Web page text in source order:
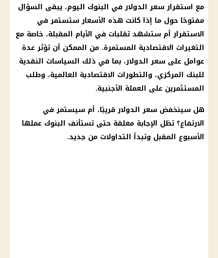
مع استقرارسعر الدولار في البنوك اليوم، يبقى السؤال
مفتوحًا حول ما إذا كانت هذه الأسعارستستمر في
الاستقرارأم ستشهد تقلبات في الأيام المقبلة، خاصة مع
التغيرات الاقتصادية المستمرة. من الممكن أن تؤثر عدة
عوامل على سعر الدولار، بما في ذلك السياسات النقدية
للبنك المركزي، والتطورات الاقتصادية العالمية، وطلب
المستثمرين على العملة الأجنبية.
هل سينخفض سعر الدولارقريبًا، أم سيستمر في
الارتفاع؟ تظل الإجابة معلقة حتى تستأنف البنوك عملها
الأسبوع المقبل وتبدأ التداولات من جديد.